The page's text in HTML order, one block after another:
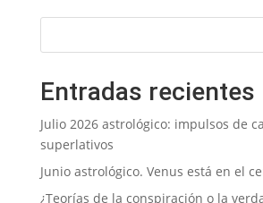
Entradas recientes
Julio 2026 astrológico: impulsos de
superlativos
Junio astrológico. Venus está en el
¿Teorías de la conspiración o la